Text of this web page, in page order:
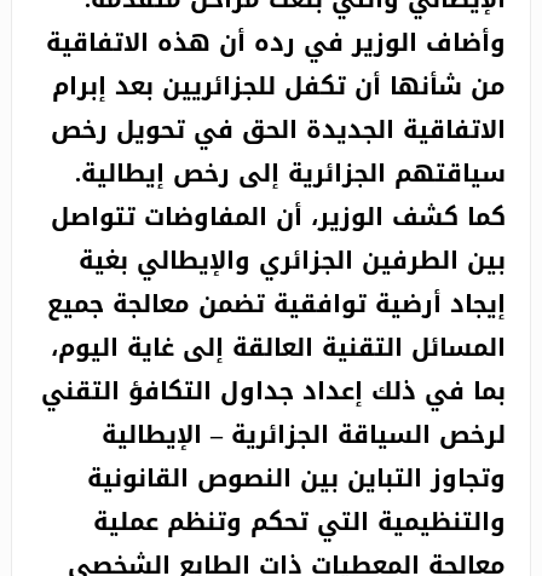
وأضاف الوزير في رده أن هذه الاتفاقية
من شأنها أن تكفل للجزائريين بعد إبرام
الاتفاقية الجديدة الحق في تحويل رخص
سياقتهم الجزائرية إلى رخص إيطالية.
كما كشف الوزير، أن المفاوضات تتواصل
بين الطرفين الجزائري والإيطالي بغية
إيجاد أرضية توافقية تضمن معالجة جميع
المسائل التقنية العالقة إلى غاية اليوم،
بما في ذلك إعداد جداول التكافؤ التقني
لرخص السياقة الجزائرية – الإيطالية
وتجاوز التباين بين النصوص القانونية
والتنظيمية التي تحكم وتنظم عملية
معالجة المعطيات ذات الطابع الشخصي